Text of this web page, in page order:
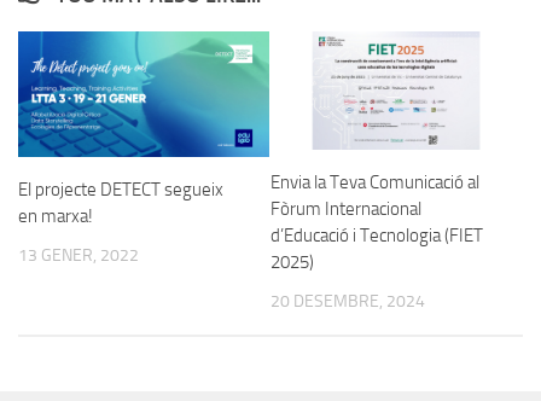
El projecte DETECT segueix
en marxa!
13 GENER, 2022
Envia la Teva Comunicació al
Fòrum Internacional
d’Educació i Tecnologia (FIET
2025)
20 DESEMBRE, 2024